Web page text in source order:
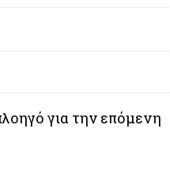
για την επόμενη